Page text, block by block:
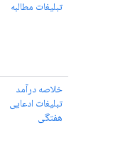
تبلیغات مطالبه
خلاصه درآمد
تبلیغات ادعایی
هفتگی